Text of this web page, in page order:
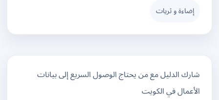
إضاءة و ثريات
شارك الدليل مع من يحتاج الوصول السريع إلى بيانات
الأعمال في الكويت